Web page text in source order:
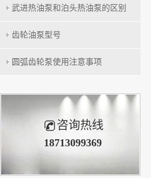
武进热油泵和泊头热油泵的区别
齿轮油泵型号
圆弧齿轮泵使用注意事项
咨询热线
18713099369